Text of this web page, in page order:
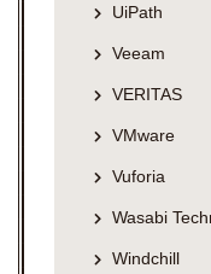
UiPath
Veeam
VERITAS
VMware
Vuforia
Wasabi
Windchill